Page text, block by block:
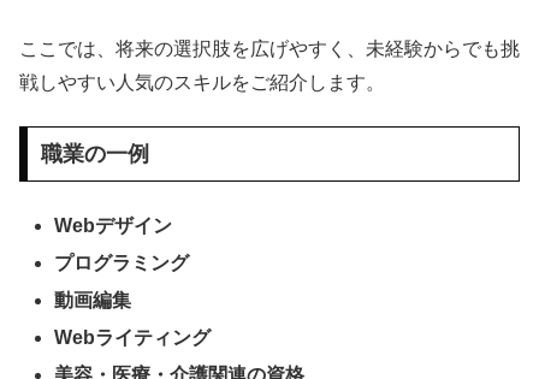
ここでは、将来の選択肢を広げやすく、未経験からでも挑
戦しやすい人気のスキルをご紹介します。
職業の一例
Webデザイン
プログラミング
動画編集
Webライティング